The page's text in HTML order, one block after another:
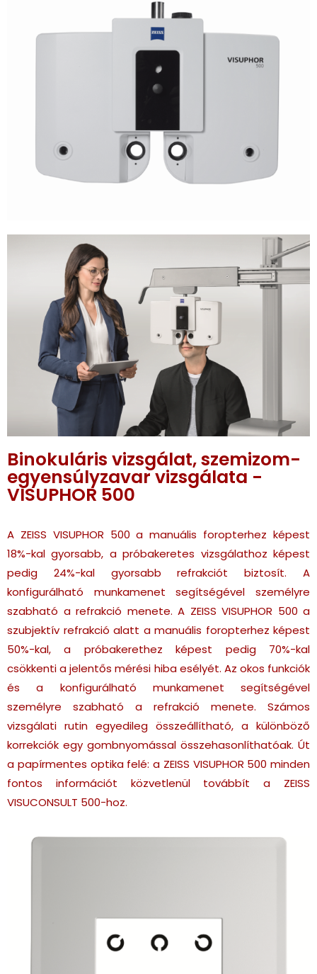
Binokuláris vizsgálat, szemizom-
egyensúlyzavar vizsgálata -
VISUPHOR 500
A ZEISS VISUPHOR 500 a manuális foropterhez képest
18%-kal gyorsabb, a próbakeretes vizsgálathoz képest
pedig 24%-kal gyorsabb refrakciót biztosít. A
konfigurálható munkamenet segítségével személyre
szabható a refrakció menete. A ZEISS VISUPHOR 500 a
szubjektív refrakció alatt a manuális foropterhez képest
50%-kal, a próbakerethez képest pedig 70%-kal
csökkenti a jelentős mérési hiba esélyét. Az okos funkciók
és a konfigurálható munkamenet segítségével
személyre szabható a refrakció menete. Számos
vizsgálati rutin egyedileg összeállítható, a különböző
korrekciók egy gombnyomással összehasonlíthatóak. Út
a papírmentes optika felé: a ZEISS VISUPHOR 500 minden
fontos információt közvetlenül továbbít a ZEISS
VISUCONSULT 500-hoz.